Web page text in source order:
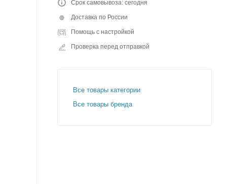
Срок самовывоза: сегодня
Доставка по России
Помощь с настройкой
Проверка перед отправкой
Все товары категории
Все товары бренда